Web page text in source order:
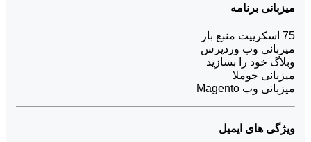
میزبانی برنامه
75 اسکریپت منبع باز
میزبانی وب وردپرس
وبلاگ خود را بسازید
میزبانی جوملا
میزبانی وب Magento
ویژگی های ایمیل